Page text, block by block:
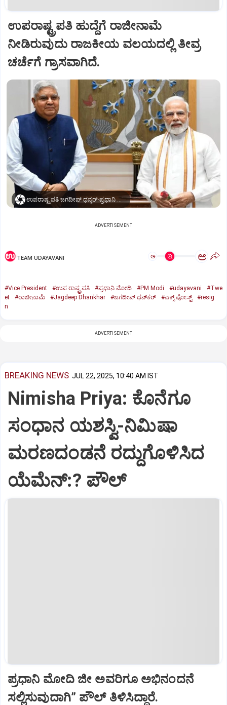
ಉಪರಾಷ್ಟ್ರಪತಿ ಹುದ್ದೆಗೆ ರಾಜೀನಾಮೆ
ನೀಡಿರುವುದು ರಾಜಕೀಯ ವಲಯದಲ್ಲಿ ತೀವ್ರ
ಚರ್ಚೆಗೆ ಗ್ರಾಸವಾಗಿದೆ.
ಉಪರಾಷ್ಟ್ರಪತಿ ಜಗದೀಪ್‌ ಧನ್ಕರ್-ಪ್ರಧಾನಿ ಮೋದಿ
ADVERTISEMENT
TEAM UDAYAVANI ಅ ಅ
#Vice President #ಉಪ ರಾಷ್ಟ್ರಪತಿ #ಪ್ರಧಾನಿ ಮೋದಿ #PM Modi #udayavani
#Twe
et
#ರಾಜೀನಾಮೆ #Jagdeep Dhankhar #ಜಗದೀಪ್‌ ಧನ್‌ಕರ್‌ #ಎಕ್ಸ್‌ ಪೋಸ್ಟ್
#resig
n
ADVERTISEMENT
BREAKING NEWS JUL 22, 2025, 10:40 AM IST
Nimisha Priya: ಕೊನೆಗೂ
ಸಂಧಾನ ಯಶಸ್ವಿ-ನಿಮಿಷಾ
ಮರಣದಂಡನೆ ರದ್ದುಗೊಳಿಸಿದ
ಯೆಮೆನ್:? ಪೌಲ್
ಪ್ರಧಾನಿ ಮೋದಿ ಜೀ ಅವರಿಗೂ ಅಭಿನಂದನೆ
ಸಲ್ಲಿಸುವುದಾಗಿ” ಪೌಲ್‌ ತಿಳಿಸಿದ್ದಾರೆ.